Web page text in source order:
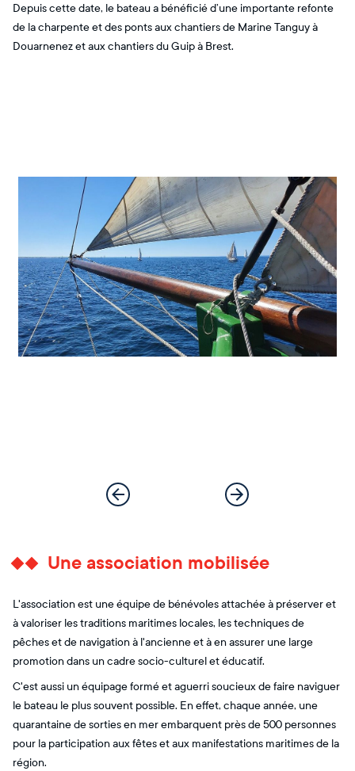
Depuis cette date, le bateau a bénéficié d’une importante refonte
de la charpente et des ponts aux chantiers de Marine Tanguy à
Douarnenez et aux chantiers du Guip à Brest.
Une association mobilisée
L'association est une équipe de bénévoles attachée à préserver et
à valoriser les traditions maritimes locales, les techniques de
pêches et de navigation à l'ancienne et à en assurer une large
promotion dans un cadre socio-culturel et éducatif.
C'est aussi un équipage formé et aguerri soucieux de faire naviguer
le bateau le plus souvent possible. En effet, chaque année, une
quarantaine de sorties en mer embarquent près de 500 personnes
pour la participation aux fêtes et aux manifestations maritimes de la
région.